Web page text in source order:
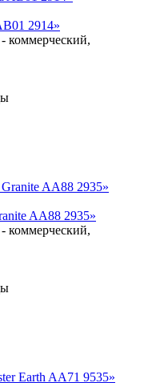
2914»
коммерческий,
AA88 2935»
коммерческий,